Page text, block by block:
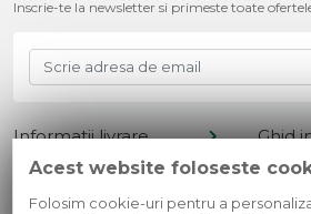
Inscrie-te la newsletter si primeste toate
Informatii livrare
Termeni si conditii
Cont client
Ghid
Retur
Acest website foloseste
Folosim cookie-uri pentru a